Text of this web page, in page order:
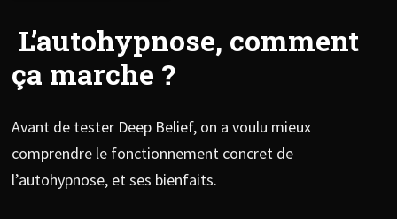
L’autohypnose, comment
ça marche ?
Avant de tester Deep Belief, on a voulu mieux
comprendre le fonctionnement concret de
l’autohypnose, et ses bienfaits.